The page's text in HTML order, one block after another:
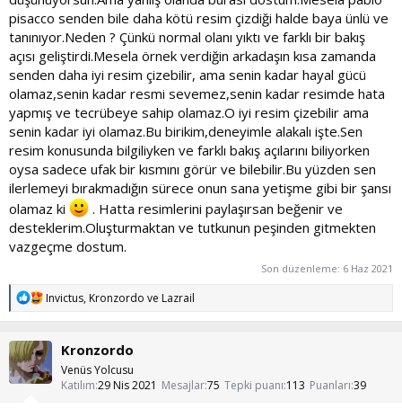
pisacco senden bile daha kötü resim çizdiği halde baya ünlü ve
tanınıyor.Neden ? Çünkü normal olanı yıktı ve farklı bir bakış
açısı geliştirdi.Mesela örnek verdiğin arkadaşın kısa zamanda
senden daha iyi resim çizebilir, ama senin kadar hayal gücü
olamaz,senin kadar resmi sevemez,senin kadar resimde hata
yapmış ve tecrübeye sahip olamaz.O iyi resim çizebilir ama
senin kadar iyi olamaz.Bu birikim,deneyimle alakalı işte.Sen
resim konusunda bilgiliyken ve farklı bakış açılarını biliyorken
oysa sadece ufak bir kısmını görür ve bilebilir.Bu yüzden sen
ilerlemeyi bırakmadığın sürece onun sana yetişme gibi bir şansı
olamaz ki
. Hatta resimlerini paylaşırsan beğenir ve
desteklerim.Oluşturmaktan ve tutkunun peşinden gitmekten
vazgeçme dostum.
Son düzenleme: 6 Haz 2021
T
p
k
i
l
e
Invictus,Kronzordo ve Lazrail
Kronzordo
Venüs Yolcusu
Katılım 29 Nis 2021 Mesajlar75 Tepki puanı 113 Puanları 39